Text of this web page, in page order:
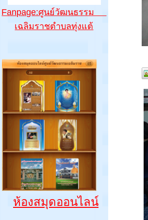
Fanpage:ศูนย์วัฒนธรรม
เฉลิมราชตำบลทุ่งแต้
ห้องสมุดออนไลน์